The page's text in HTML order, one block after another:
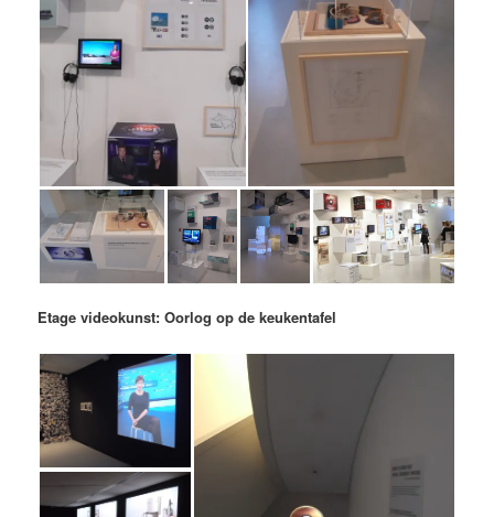
Etage videokunst: Oorlog op de keukentafel